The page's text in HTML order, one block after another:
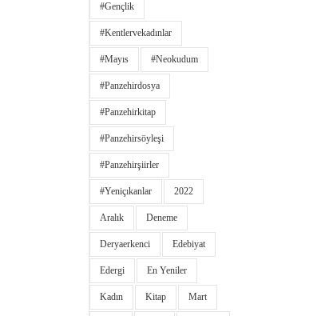
#gençlik
#kentlervekadınlar
#Mayıs #neokudum
#panzehirdosya
#panzehirkitap
#panzehirsöyleşi
#panzehirşiirler
#yeniçıkanlar 2022
Aralık Deneme
Deryaerkenci Edebiyat
Edergi En Yeniler
Kadın Kitap Mart